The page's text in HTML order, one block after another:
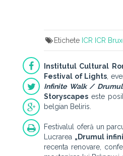
Etichete ICR ICR
Institutul Cultural
Festival of Lights ,
Infinite Walk /
Storyscapes este
belgian Beliris.
Festivalul oferă un
Lucrarea „Drumul
recenta renovare,